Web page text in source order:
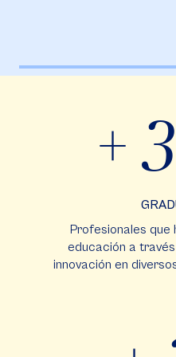
+
Profesionales que
educación a
innovación en